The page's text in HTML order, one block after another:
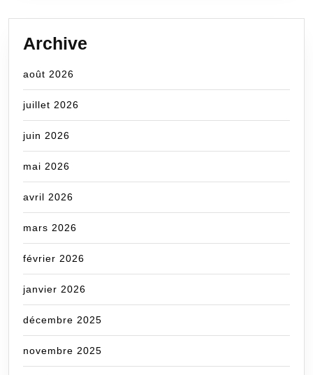
Archive
août 2026
juillet 2026
juin 2026
mai 2026
avril 2026
mars 2026
février 2026
janvier 2026
décembre 2025
novembre 2025